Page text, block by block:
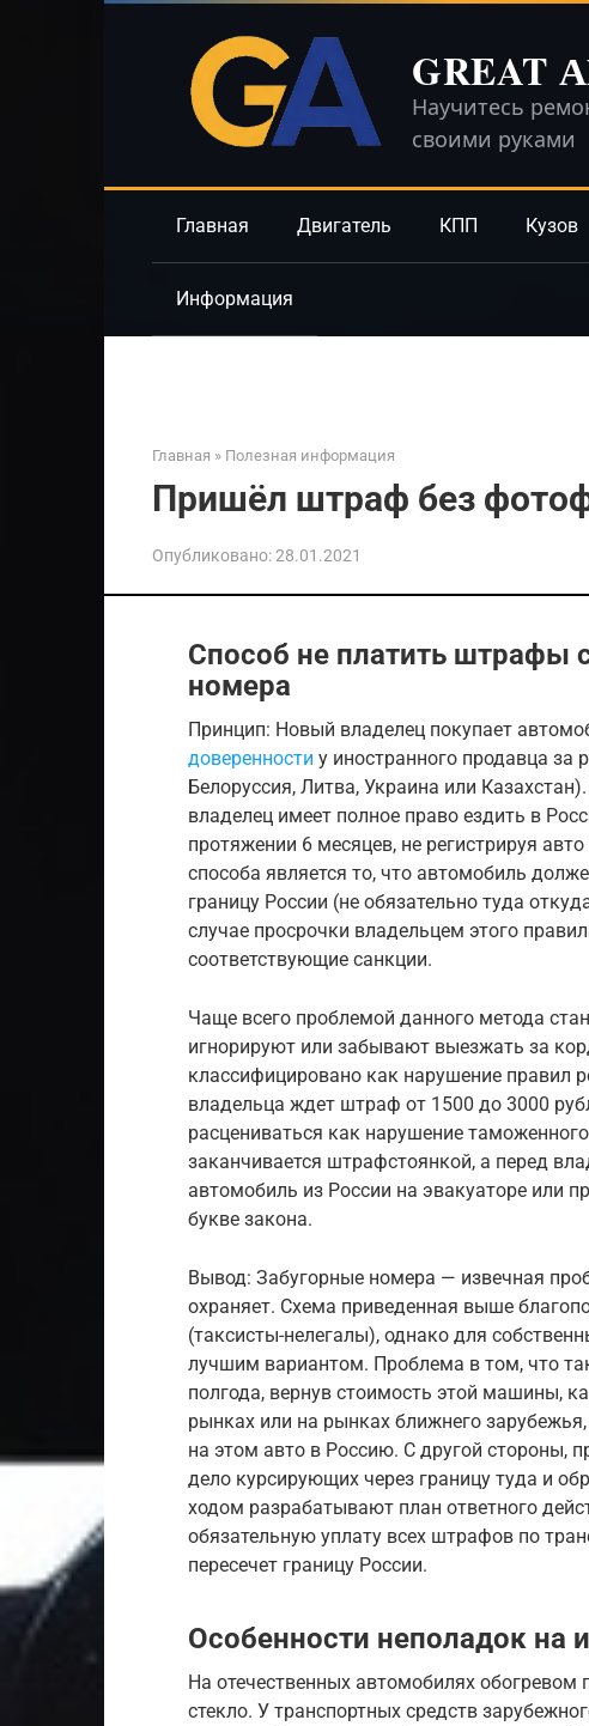
GREAT
Научитесь
своими руками
Главная Двигатель КПП Кузов
Информация
Главная » Полезная информация
Пришёл штраф без
Опубликовано:28.01.2021
Способ не платить штрафы
номера
Принцип: Новый владелец покупает
доверенности у иностранного продавца за
Белоруссия, Литва, Украина или
владелец имеет полное право ездить в
протяжении 6 месяцев, не регистрируя
способа является то, что автомобиль
границу России (не обязательно туда
случае просрочки владельцем этого
соответствующие санкции.
Чаще всего проблемой данного метода
игнорируют или забывают выезжать за
классифицировано как нарушение правил
владельца ждет штраф от 1500 до 3000
расцениваться как нарушение
заканчивается штрафстоянкой, а перед
автомобиль из России на эвакуаторе или
букве закона.
Вывод: Забугорные номера — извечная
охраняет. Схема приведенная выше
(таксисты-нелегалы), однако для
лучшим вариантом. Проблема в том, что
полгода, вернув стоимость этой машины,
рынках или на рынках ближнего
на этом авто в Россию. С другой стороны,
дело курсирующих через границу туда и
ходом разрабатывают план ответного
обязательную уплату всех штрафов по
пересечет границу России.
Особенности неполадок на
На отечественных автомобилях
стекло. У транспортных средств